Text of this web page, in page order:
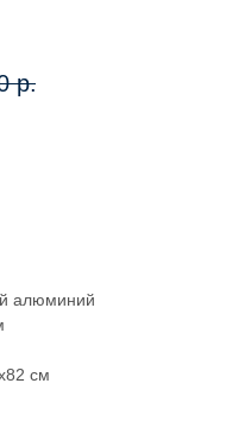
р.
алюминий
см